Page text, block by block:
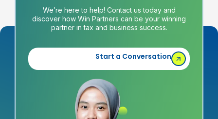
We’re here to help! Contact us today and
discover how Win Partners can be your winning
partner in tax and business success.
Start a Conversation